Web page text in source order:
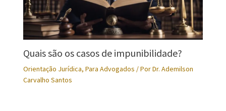
Quais são os casos de impunibilidade?
Orientação Jurídica, Para Advogados / PorDr. Ademilson
Carvalho Santos